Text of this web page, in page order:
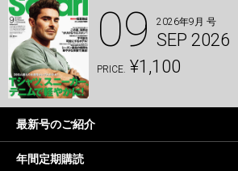
09 2026年9月 号
SEP 2026
PRICE. ¥1,100
最新号のご紹介
年間定期購読